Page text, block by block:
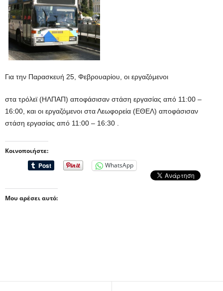
Για την Παρασκευή 25, Φεβρουαρίου, οι εργαζόμενοι
στα τρόλεϊ (ΗΛΠΑΠ) αποφάσισαν στάση εργασίας από 11:00 –
16:00, και οι εργαζόμενοι στα Λεωφορεία (ΕΘΕΛ) αποφάσισαν
στάση εργασίας από 11:00 – 16:30 .
Κοινοποιήστε:
WhatsApp
Μου αρέσει αυτό: